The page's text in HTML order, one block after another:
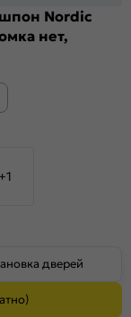
Nordic
нет,
+1
дверей